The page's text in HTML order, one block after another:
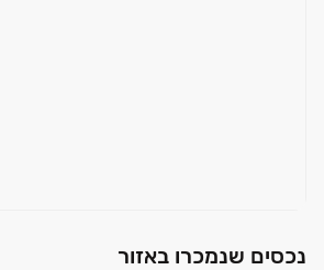
נכסים שנמכרו באזור